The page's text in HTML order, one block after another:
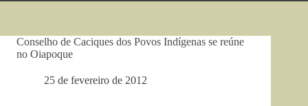
Conselho de Caciques dos Povos Indígenas se reúne
no Oiapoque
25 de fevereiro de 2012